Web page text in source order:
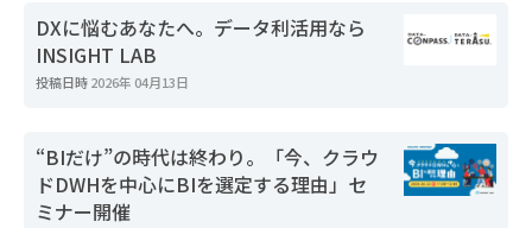
DXに悩むあなたへ。データ利活用なら
INSIGHT LAB
投稿日時2026年 04月13日
“BIだけ”の時代は終わり。「今、クラウ
ドDWHを中心にBIを選定する理由」セ
ミナー開催